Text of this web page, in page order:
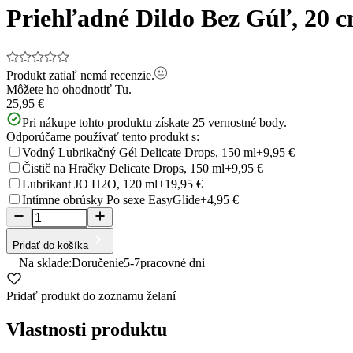
Priehľadné Dildo Bez Gúľ, 20
Produkt zatiaľ nemá recenzie.
Môžete ho ohodnotiť Tu.
25,95 €
Pri nákupe tohto produktu získate 25 vernostné body.
Odporúčame používať tento produkt s:
Vodný Lubrikačný Gél Delicate Drops, 150 ml+9,95 €
Čistič na Hračky Delicate Drops, 150 ml+9,95 €
Lubrikant JO H2O, 120 ml+19,95 €
Intímne obrúsky Po sexe EasyGlide+4,95 €
Pridať do košíka
Na sklade:Doručenie5-7pracovné dni
Pridať produkt do zoznamu želaní
Vlastnosti produktu